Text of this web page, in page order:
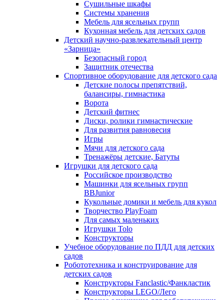
Сушильные шкафы
Системы хранения
Мебель для ясельных групп
Кухонная мебель для детских садов
Детский научно-развлекательный центр
«Зарница»
Безопасный город
Защитник отечества
Спортивное оборудование для детского сада
Детские полосы препятствий,
балансиры, гимнастика
Ворота
Детский фитнес
Диски, ролики гимнастические
Для развития равновесия
Игры
Мячи для детского сада
Тренажёры детские, Батуты
Игрушки для детского сада
Российское производство
Машинки для ясельных групп
BBJunior
Кукольные домики и мебель для кукол
Творчество PlayFoam
Для самых маленьких
Игрушки Tolo
Конструкторы
Учебное оборудование по ПДД для детских
садов
Робототехника и конструирование для
детских садов
Конструкторы Fanclastic/Фанкластик
Конструкторы LEGO/Лего